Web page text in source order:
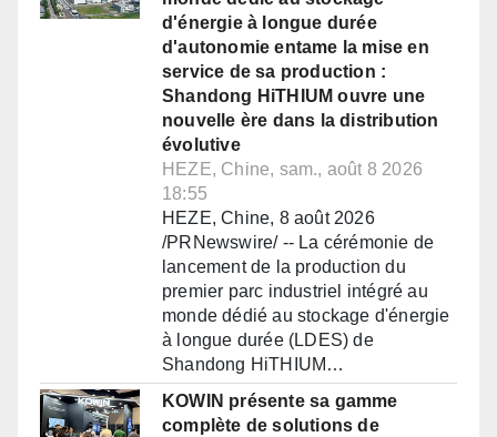
d'énergie à longue durée
d'autonomie entame la mise en
service de sa production :
Shandong HiTHIUM ouvre une
nouvelle ère dans la distribution
évolutive
HEZE, Chine, sam., août 8 2026
18:55
HEZE, Chine, 8 août 2026
/PRNewswire/ -- La cérémonie de
lancement de la production du
premier parc industriel intégré au
monde dédié au stockage d'énergie
à longue durée (LDES) de
Shandong HiTHIUM…
KOWIN présente sa gamme
complète de solutions de